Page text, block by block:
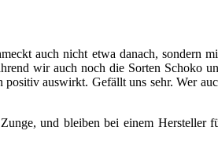
auch nicht etwa danach, sondern
wir auch noch die Sorten
auswirkt. Gefällt uns sehr. Wer
und bleiben bei einem Hersteller